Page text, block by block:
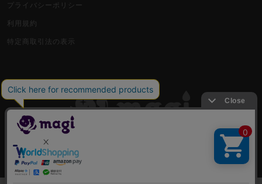
プライバシーポリシー
利用規約
特定商取引法の表示
古物商許可番号 株式会社ジラフ 東京都公安委員会 第303311606477号
COPYRIGHT © 2019 Jiraffe Inc.